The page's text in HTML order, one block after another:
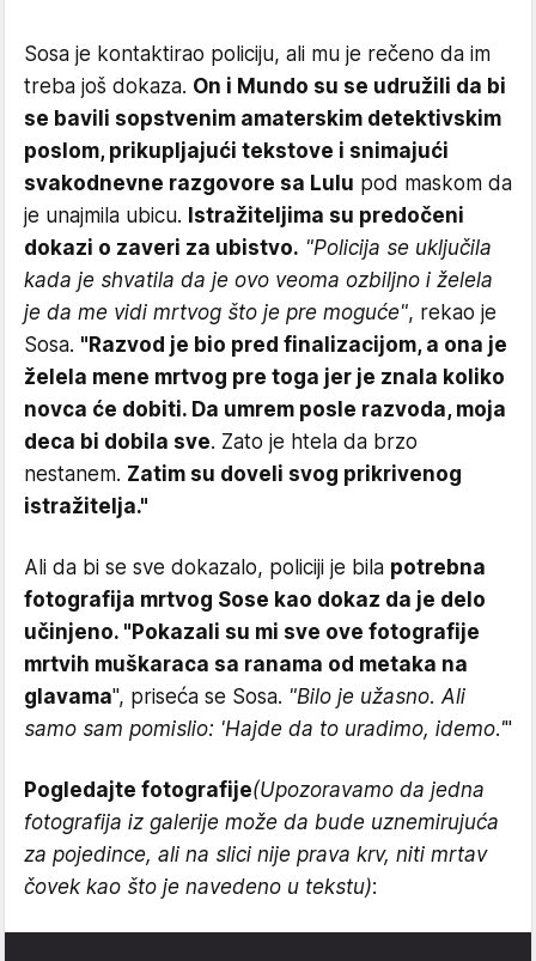
Sosa je kontaktirao policiju, ali mu je rečeno da im
treba još dokaza. On i Mundo su se udružili da bi
se bavili sopstvenim amaterskim detektivskim
poslom, prikupljajući tekstove i snimajući
svakodnevne razgovore sa Lulu pod maskom da
je unajmila ubicu. Istražiteljima su predočeni
dokazi o zaveri za ubistvo. "Policija se uključila
kada je shvatila da je ovo veoma ozbiljno i želela
je da me vidi mrtvog što je pre moguće", rekao je
Sosa. "Razvod je bio pred finalizacijom, a ona je
želela mene mrtvog pre toga jer je znala koliko
novca će dobiti. Da umrem posle razvoda, moja
deca bi dobila sve. Zato je htela da brzo
nestanem. Zatim su doveli svog prikrivenog
istražitelja."
Ali da bi se sve dokazalo, policiji je bila potrebna
fotografija mrtvog Sose kao dokaz da je delo
učinjeno. "Pokazali su mi sve ove fotografije
mrtvih muškaraca sa ranama od metaka na
glavama", priseća se Sosa. "Bilo je užasno. Ali
samo sam pomislio: 'Hajde da to uradimo, idemo.'"
Pogledajte fotografije(Upozoravamo da jedna
fotografija iz galerije može da bude uznemirujuća
za pojedince, ali na slici nije prava krv, niti mrtav
čovek kao što je navedeno u tekstu):